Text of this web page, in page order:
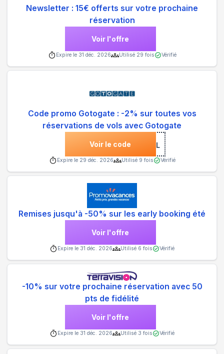
Newsletter : 15€ offerts sur votre prochaine
réservation
Voir l'offre
Expire le 31 déc. 2026 Utilisé 29 fois Vérifié
Code promo Gotogate : -2% sur toutes vos
réservations de vols avec Gotogate
Voir le code***LOBAL
Expire le 29 déc. 2026 Utilisé 9 fois Vérifié
Remises jusqu'à -50% sur les early booking été
Voir l'offre
Expire le 31 déc. 2026 Utilisé 6 fois Vérifié
-10% sur votre prochaine réservation avec 50
pts de fidélité
Voir l'offre
Expire le 31 déc. 2026 Utilisé 3 fois Vérifié